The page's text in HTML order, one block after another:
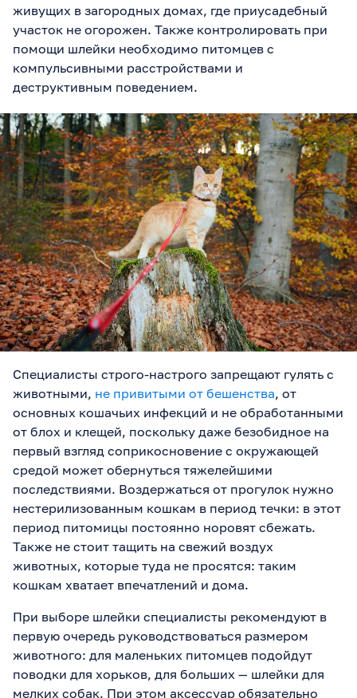
живущих в загородных домах, где приусадебный
участок не огорожен. Также контролировать при
помощи шлейки необходимо питомцев с
компульсивными расстройствами и
деструктивным поведением.
Специалисты строго-настрого запрещают гулять с
животными, не привитыми от бешенства, от
основных кошачьих инфекций и не обработанными
от блох и клещей, поскольку даже безобидное на
первый взгляд соприкосновение с окружающей
средой может обернуться тяжелейшими
последствиями. Воздержаться от прогулок нужно
нестерилизованным кошкам в период течки: в этот
период питомицы постоянно норовят сбежать.
Также не стоит тащить на свежий воздух
животных, которые туда не просятся: таким
кошкам хватает впечатлений и дома.
При выборе шлейки специалисты рекомендуют в
первую очередь руководствоваться размером
животного: для маленьких питомцев подойдут
поводки для хорьков, для больших — шлейки для
мелких собак. При этом аксессуар обязательно